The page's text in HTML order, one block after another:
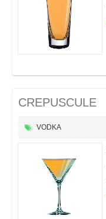
CREPUSCULE
VODKA